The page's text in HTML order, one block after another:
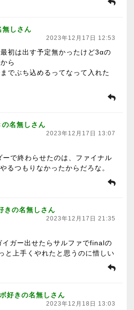
しさん
2023年12月17日 12:53
初は出す予定無かったけど3αの
ら
でぶち込めるってなって入れた
名無しさん
2023年12月17日 13:07
ーで終わらせたのは、ファイナル
るつもりなかったからだろな。
きの名無しさん
2023年12月17日 21:35
イガー出せたらサルファでfinalの
と上手くやれたと思うのに惜しい
好きの名無しさん
2023年12月18日 13:03